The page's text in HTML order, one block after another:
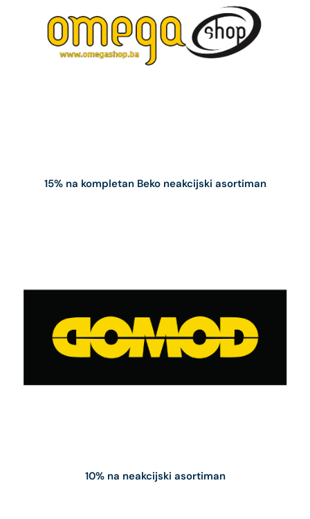
15% na kompletan Beko neakcijski asortiman
10% na neakcijski asortiman